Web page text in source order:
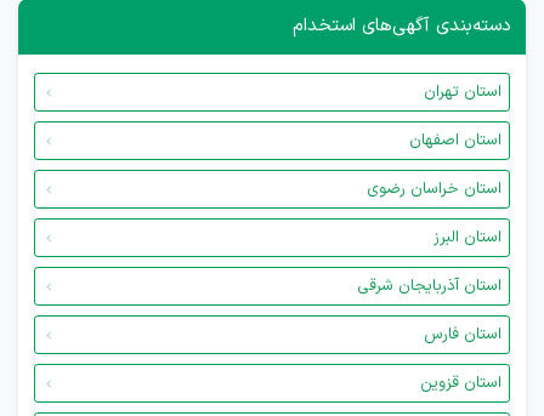
دسته‌بندی آگهی‌های استخدام
استان تهران
استان اصفهان
استان خراسان رضوی
استان البرز
استان آذربایجان شرقی
استان فارس
استان قزوین